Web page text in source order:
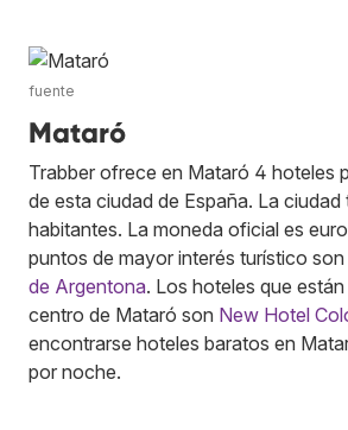
fuente
Mataró
Trabber ofrece en Mataró 4 hoteles
de esta ciudad de España. La ciudad
habitantes. La moneda oficial es
puntos de mayor interés turístico son
de Argentona. Los hoteles que
centro de Mataró son New Hotel
encontrarse hoteles baratos en
por noche.